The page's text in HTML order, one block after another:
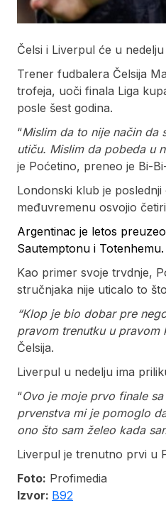
Čelsi i Liverpul će u
Trener fudbalera Čelsija
trofeja, uoči finala Liga
posle šest godina.
“Mislim da to nije način da
utiču. Mislim da pobeda u
je Poćetino, preneo je Bi-
Londonski klub je
međuvremenu osvojio
Argentinac je letos
Sautemptonu i Totenhemu.
Kao primer svoje trvdnje,
stručnjaka nije uticalo to
“Кlop je bio dobar pre
pravom trenutku u
Čelsija.
Liverpul u nedelju ima
“Ovo je moje prvo finale
prvenstva mi je pomoglo
ono što sam želeo kada
Liverpul je trenutno prvi u
Foto: Profimedia
Izvor: B92